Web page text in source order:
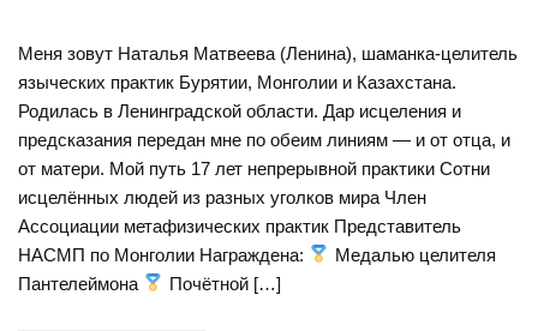
Меня зовут Наталья Матвеева (Ленина), шаманка-целитель
языческих практик Бурятии, Монголии и Казахстана.
Родилась в Ленинградской области. Дар исцеления и
предсказания передан мне по обеим линиям — и от отца, и
от матери. Мой путь 17 лет непрерывной практики Сотни
исцелённых людей из разных уголков мира Член
Ассоциации метафизических практик Представитель
НАСМП по Монголии Награждена:
Медалью целителя
Пантелеймона
Почётной […]